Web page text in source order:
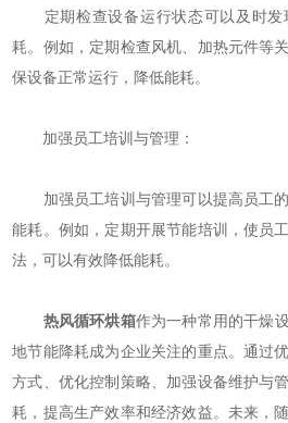
定期检查设备运行状态可以及时发
耗。例如，定期检查风机、加热元件等
保设备正常运行，降低能耗。
加强员工培训与管理：
加强员工培训与管理可以提高员工的
能耗。例如，定期开展节能培训，使员
法，可以有效降低能耗。
热风循环烘箱作为一种常用的干燥
地节能降耗成为企业关注的重点。通过
方式、优化控制策略、加强设备维护与
耗，提高生产效率和经济效益。未来，